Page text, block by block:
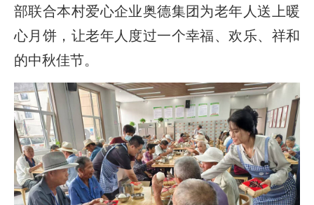
部联合本村爱心企业奥德集团为老年人送上暖
心月饼，让老年人度过一个幸福、欢乐、祥和
的中秋佳节。